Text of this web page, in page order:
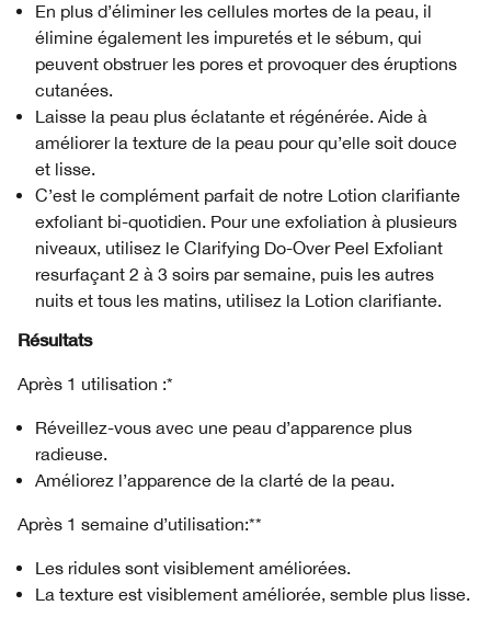
En plus d’éliminer les cellules mortes de la peau, il
élimine également les impuretés et le sébum, qui
peuvent obstruer les pores et provoquer des éruptions
cutanées.
Laisse la peau plus éclatante et régénérée. Aide à
améliorer la texture de la peau pour qu’elle soit douce
et lisse.
C’est le complément parfait de notre Lotion clarifiante
exfoliant bi-quotidien. Pour une exfoliation à plusieurs
niveaux, utilisez le Clarifying Do-Over Peel Exfoliant
resurfaçant 2 à 3 soirs par semaine, puis les autres
nuits et tous les matins, utilisez la Lotion clarifiante.
Résultats
Après 1 utilisation :*
Réveillez-vous avec une peau d’apparence plus
radieuse.
Améliorez l’apparence de la clarté de la peau.
Après 1 semaine d’utilisation:**
Les ridules sont visiblement améliorées.
La texture est visiblement améliorée, semble plus lisse.